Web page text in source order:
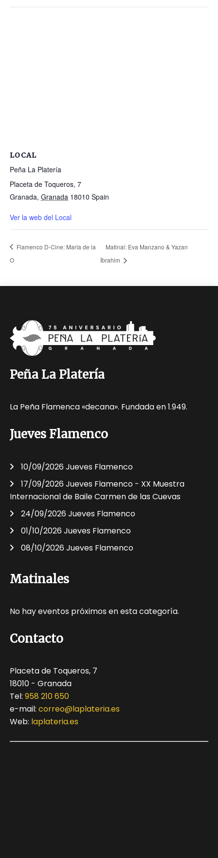
LOCAL
Peña La Platería
Placeta de Toqueros, 7
Granada, Granada 18010 Spain
Ver la web del Local
Flamenco D-Cine: María de la
O
Matinal: Eva Manzano & Yazan
İbrahim
Peña La Platería
La Peña Flamenca «decana». Fundada en 1.949.
Jueves Flamenco
10/09/2026 Jueves Flamenco
17/09/2026 Jueves Flamenco - XX Muestra
Internacional de Baile Carmen de las Cuevas
24/09/2026 Jueves Flamenco
01/10/2026 Jueves Flamenco
08/10/2026 Jueves Flamenco
Matinales
No hay eventos próximos en esta categoría.
Contacto
Placeta de Toqueros, 7
18010 - Granada
Tel: 958 210 650
e-mail: correo@laplateria.es
Web: laplateria.es